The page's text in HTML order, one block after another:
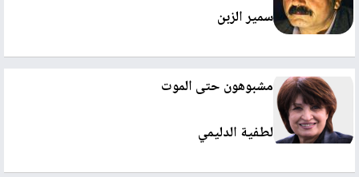
سمير الزبن
مشبوهون حتى الموت
لطفية الدليمي